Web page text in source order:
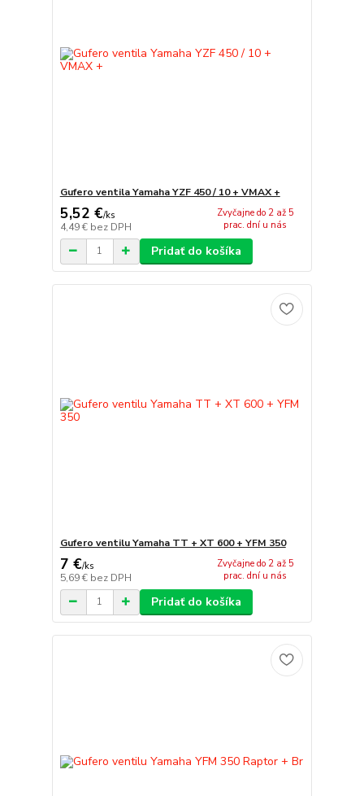
Gufero ventila Yamaha YZF 450 / 10 + VMAX +
5,52 €/ks
4,49 € bez DPH
Zvyčajne do 2 až 5
prac. dní u nás
Pridať do košíka
Gufero ventilu Yamaha TT + XT 600 + YFM 350
7 €/ks
5,69 € bez DPH
Zvyčajne do 2 až 5
prac. dní u nás
Pridať do košíka